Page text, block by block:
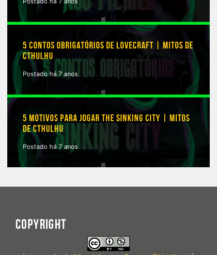
5 CONTOS OBRIGATÓRIOS DE LOVECRAFT | MITOS DE
CTHULHU
Postado há 7 anos
5 MOTIVOS PARA JOGAR THE SINKING CITY | MITOS
DE CTHULHU
Postado há 7 anos
COPYRIGHT